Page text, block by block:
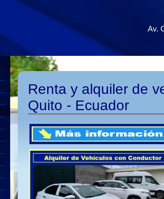
Av.
Renta y alquiler de
Quito - Ecuador